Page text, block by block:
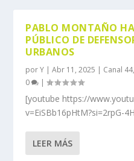
PABLO MONTAÑO
PÚBLICO DE
URBANOS
porY |Abr 11, 2025 | Canal 44,
0
|
[youtube https://
v=EiSBb16pHtM?si=2rpG-
LEER MÁS